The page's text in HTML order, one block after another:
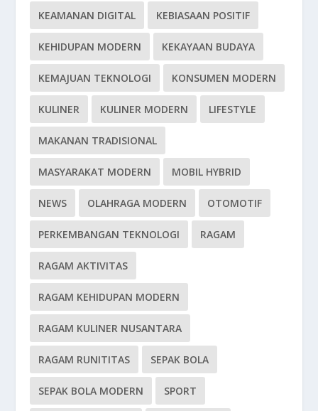
KEAMANAN DIGITAL KEBIASAAN POSITIF
KEHIDUPAN MODERN KEKAYAAN BUDAYA
KEMAJUAN TEKNOLOGI KONSUMEN MODERN
KULINER KULINER MODERN LIFESTYLE
MAKANAN TRADISIONAL
MASYARAKAT MODERN MOBIL HYBRID
NEWS OLAHRAGA MODERN OTOMOTIF
PERKEMBANGAN TEKNOLOGI RAGAM
RAGAM AKTIVITAS
RAGAM KEHIDUPAN MODERN
RAGAM KULINER NUSANTARA
RAGAM RUNITITAS SEPAK BOLA
SEPAK BOLA MODERN SPORT